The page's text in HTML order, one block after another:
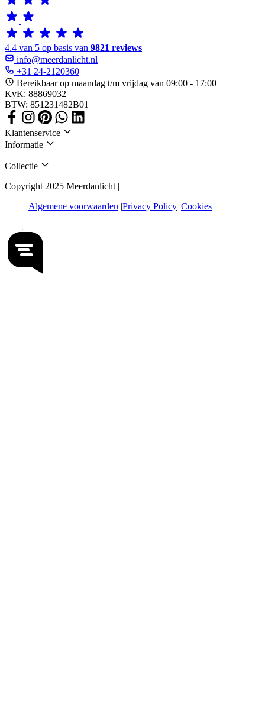
4.4 van 5 op basis van 9821 reviews
info@meerdanlicht.nl
+31 24-2120360
Bereikbaar op maandag t/m vrijdag van 09:00 - 17:00
KvK: 88869032
BTW: 851231482B01
Klantenservice
Informatie
Collectie
Copyright 2025 Meerdanlicht |
Algemene voorwaarden Privacy Policy Cookies